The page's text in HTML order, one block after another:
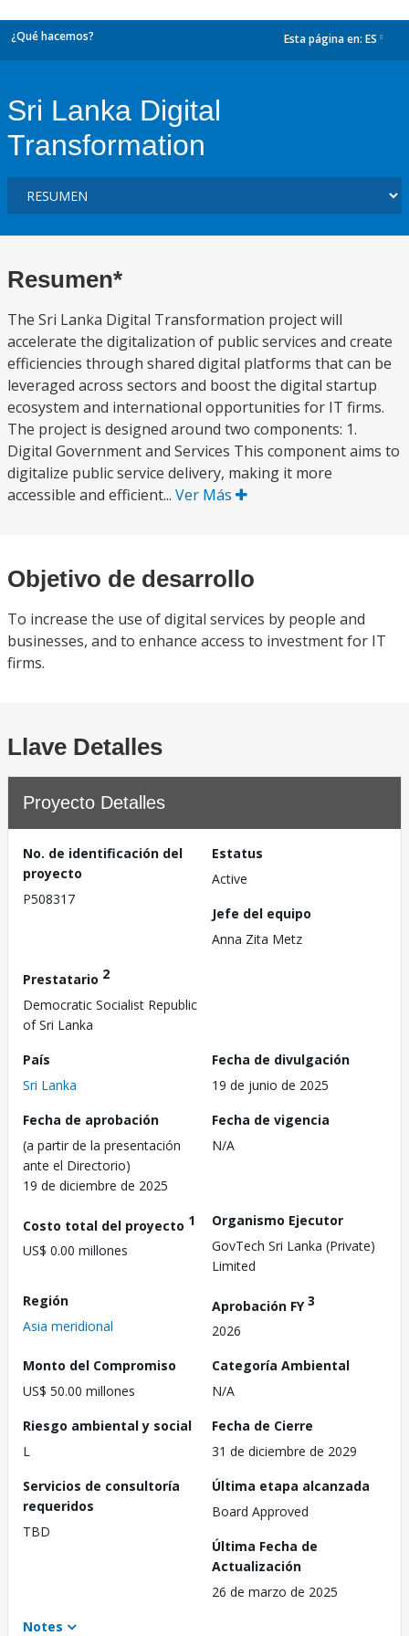
¿Qué hacemos? Esta página en: ES
Sri Lanka Digital
Transformation
Resumen*
The Sri Lanka Digital Transformation project will
accelerate the digitalization of public services and create
efficiencies through shared digital platforms that can be
leveraged across sectors and boost the digital startup
ecosystem and international opportunities for IT firms.
The project is designed around two components: 1.
Digital Government and Services This component aims to
digitalize public service delivery, making it more
accessible and efficient... Ver Más
Objetivo de desarrollo
To increase the use of digital services by people and
businesses, and to enhance access to investment for IT
firms.
Llave Detalles
Proyecto Detalles
No. de identificación del
proyecto
P508317
Estatus
Active
Jefe del equipo
Anna Zita Metz
Prestatario 2
Democratic Socialist Republic
of Sri Lanka
País
Sri Lanka
Fecha de divulgación
19 de junio de 2025
Fecha de aprobación
(a partir de la presentación
ante el Directorio)
19 de diciembre de 2025
Fecha de vigencia
N/A
Costo total del proyecto 1
US$ 0.00 millones
Organismo Ejecutor
GovTech Sri Lanka (Private)
Limited
Región
Asia meridional
Aprobación FY3
2026
Monto del Compromiso
US$ 50.00 millones
Categoría Ambiental
N/A
Riesgo ambiental y social
L
Fecha de Cierre
31 de diciembre de 2029
Servicios de consultoría
requeridos
TBD
Última etapa alcanzada
Board Approved
Última Fecha de
Actualización
26 de marzo de 2025
Notes